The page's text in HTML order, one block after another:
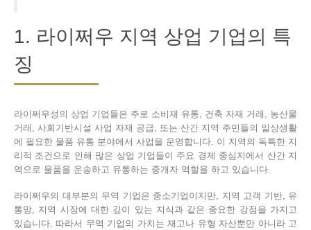
1. 라이쩌우 지역 상업 기업의 특
징
라이쩌우성의 상업 기업들은 주로 소비재 유통, 건축 자재 거래, 농산물
거래, 사회기반시설 사업 자재 공급, 또는 산간 지역 주민들의 일상생활
에 필요한 물품 유통 분야에서 사업을 운영합니다. 이 지역의 독특한 지
리적 조건으로 인해 많은 상업 기업들이 주요 경제 중심지에서 산간 지
역으로 물품을 운송하고 유통하는 중개자 역할을 하고 있습니다.
라이쩌우의 대부분의 무역 기업은 중소기업이지만, 지역 고객 기반, 유
통망, 지역 시장에 대한 깊이 있는 지식과 같은 중요한 강점을 가지고
있습니다. 따라서 무역 기업의 가치는 재고나 유형 자산뿐만 아니라 고